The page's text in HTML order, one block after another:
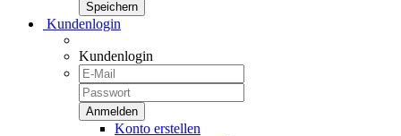
Kundenlogin
Kundenlogin
Konto erstellen